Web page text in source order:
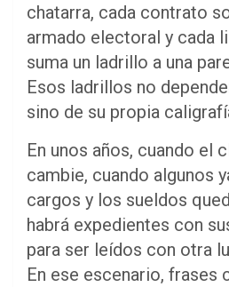
chatarra, cada contrato
armado electoral y cada
suma un ladrillo a una
Esos ladrillos no
sino de su propia
En unos años, cuando el
cambie, cuando algunos
cargos y los sueldos
habrá expedientes con
para ser leídos con otra
En ese escenario, frases